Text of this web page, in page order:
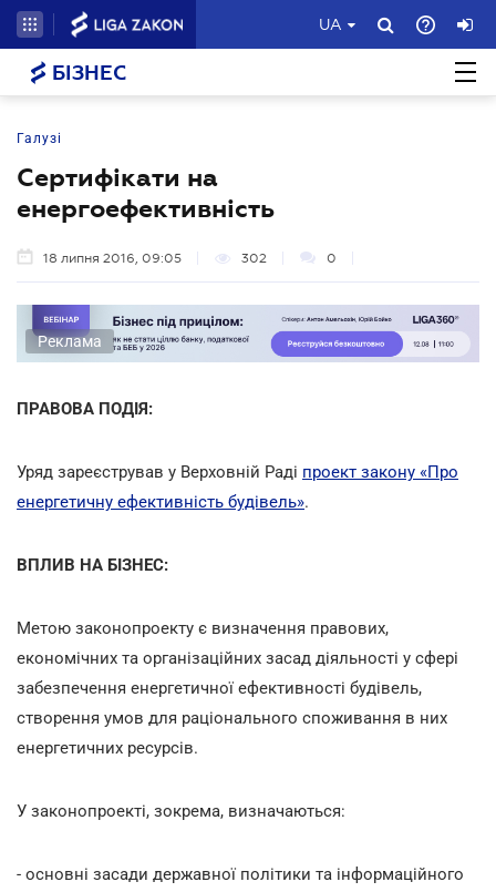
UA
БІЗНЕС
Галузі
Сертифікати на
енергоефективність
18 липня 2016, 09:05 302 0
Реклама
ПРАВОВА ПОДІЯ:
Уряд зареєстрував у Верховній Раді проект закону «Про
енергетичну ефективність будівель».
ВПЛИВ НА БІЗНЕС:
Метою законопроекту є визначення правових,
економічних та організаційних засад діяльності у сфері
забезпечення енергетичної ефективності будівель,
створення умов для раціонального споживання в них
енергетичних ресурсів.
У законопроекті, зокрема, визначаються:
- основні засади державної політики та інформаційного